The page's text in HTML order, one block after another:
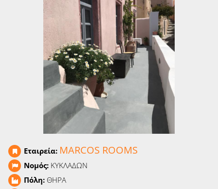
Αγγελίες
Βιβλία
Ειδήσεις
Παιχνίδια
Ραδιόφωνο
Εταιρεία: MARCOS ROOMS
Νομός: ΚΥΚΛΑΔΩΝ
Πόλη: ΘΗΡΑ